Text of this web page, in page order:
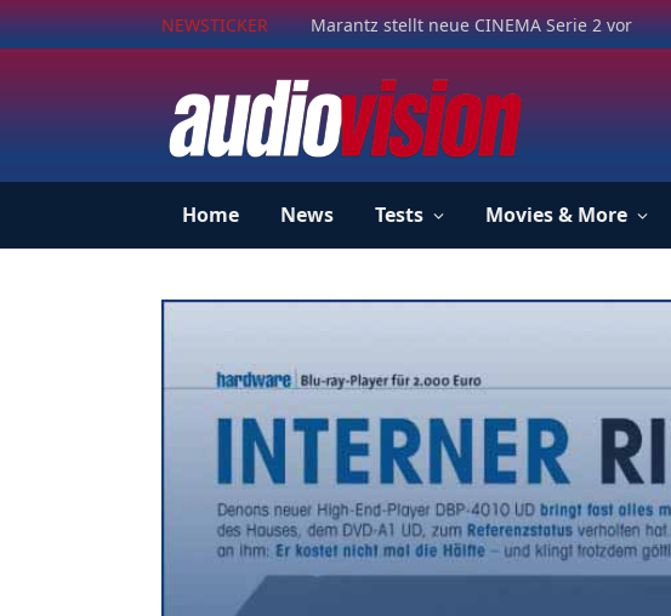
NEWSTICKER Marantz stellt neue CINEMA Serie 2 vor
Home News Tests Movies & More